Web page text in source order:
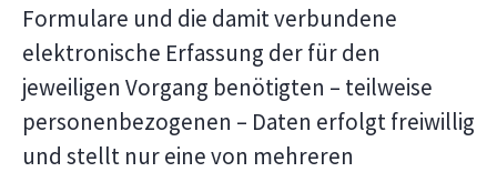
Formulare und die damit verbundene
elektronische Erfassung der für den
jeweiligen Vorgang benötigten – teilweise
personenbezogenen – Daten erfolgt freiwillig
und stellt nur eine von mehreren